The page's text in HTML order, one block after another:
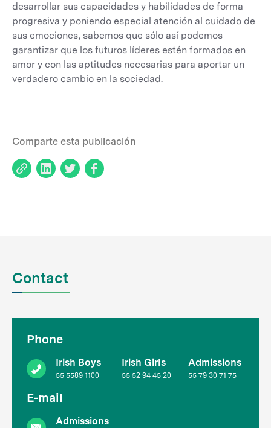
desarrollar sus capacidades y habilidades de forma
progresiva y poniendo especial atención al cuidado de
sus emociones, sabemos que sólo así podemos
garantizar que los futuros líderes estén formados en
amor y con las aptitudes necesarias para aportar un
verdadero cambio en la sociedad.
Comparte esta publicación
Contact
Phone
Irish Boys
55 5589 1100
Irish Girls
55 52 94 45 20
Admissions
55 79 30 71 75
E-mail
Admissions